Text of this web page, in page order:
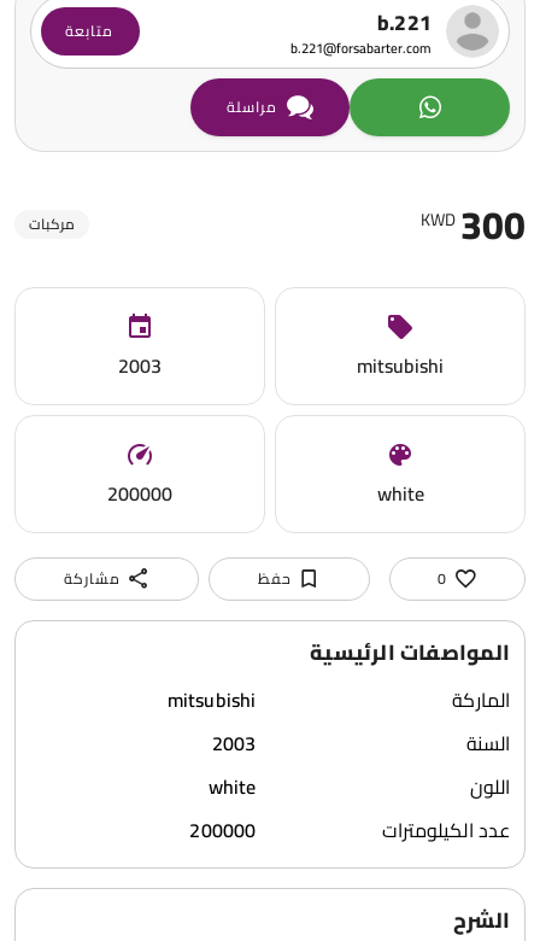
300
KWD مركبات
mitsubishi
2003
white
200000
0 حفظ مشاركة
المواصفات الرئيسية
الماركة
mitsubishi
السنة
2003
اللون
white
عدد الكيلومترات
200000
الشرح
b.221
b.221@forsabarter.com
متابعة
مراسلة